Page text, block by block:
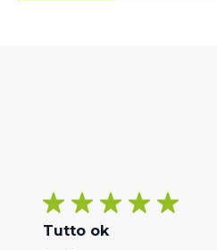
Tutto ok